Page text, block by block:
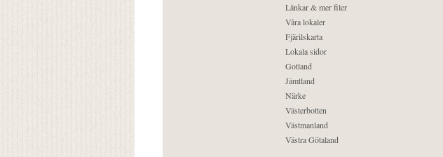
Länkar & mer filer
Våra lokaler
Fjärilskarta
Lokala sidor
Gotland
Jämtland
Närke
Västerbotten
Västmanland
Västra Götaland